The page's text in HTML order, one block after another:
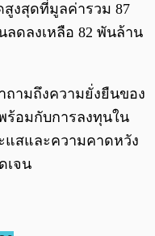
สูงสุดที่มูลค่ารวม 87
ดลงเหลือ 82 พันล้าน
ถามถึงความยั่งยืนของ
ร้อมกับการลงทุนใน
สและความคาดหวัง
เจน